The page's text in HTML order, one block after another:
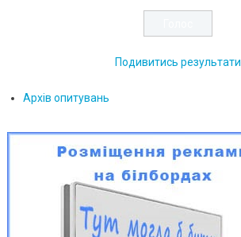
Подивитись результати
Архів опитувань